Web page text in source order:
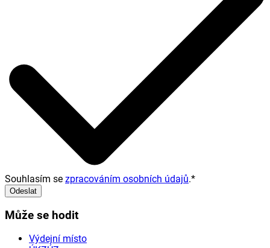
Souhlasím se zpracováním osobních údajů.*
Odeslat
Může se hodit
Výdejní místo